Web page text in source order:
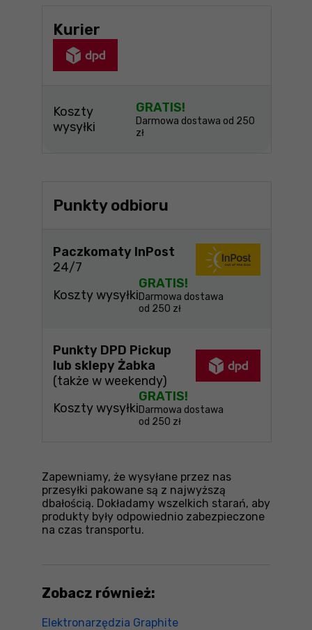
Kurier
Koszty
wysyłki
GRATIS!
Darmowa dostawa od 250
zł
Punkty odbioru
Paczkomaty InPost
24/7
Koszty wysyłki
GRATIS!
Darmowa dostawa
od 250 zł
Punkty DPD Pickup
lub sklepy Żabka
(także w weekendy)
Koszty wysyłki
GRATIS!
Darmowa dostawa
od 250 zł
Zapewniamy, że wysyłane przez nas
przesyłki pakowane są z najwyższą
dbałością. Dokładamy wszelkich starań, aby
produkty były odpowiednio zabezpieczone
na czas transportu.
Zobacz również:
Elektronarzędzia Graphite